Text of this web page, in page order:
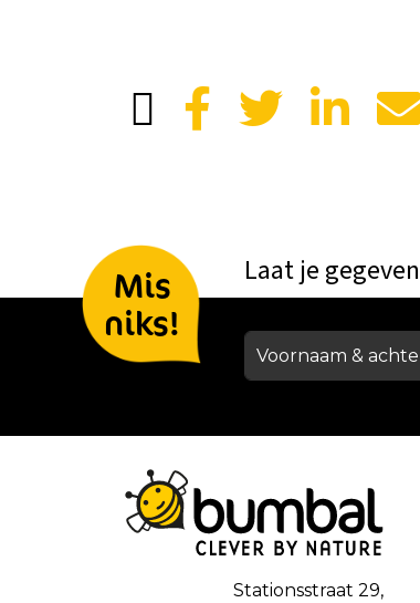
Laat je
Mis
niks!
Stationsstraat 29,